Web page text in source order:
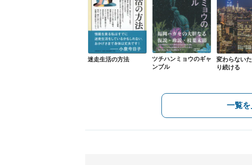
迷走生活の方法
ツチハンミョウのギャ
ンブル
変わらない
り続ける
一覧を